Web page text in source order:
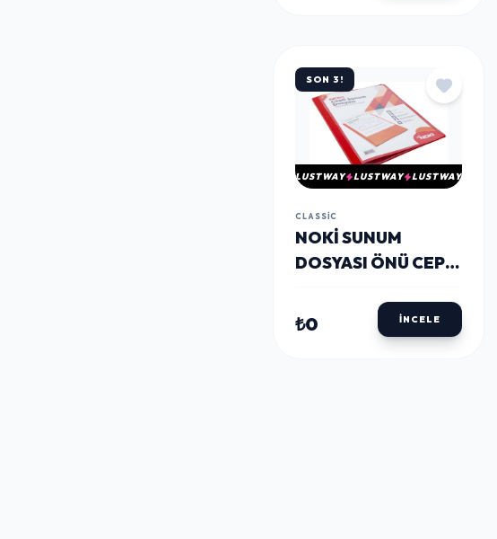
SON 3!
LUSTWAY LUSTWAY LUSTWAY
CLASSIC
NOKI SUNUM
DOSYASI ÖNÜ CEPLI
₺0 İNCELE